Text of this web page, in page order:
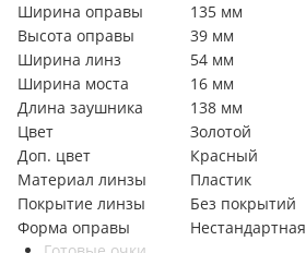
Ширина оправы
135 мм
Высота оправы
39 мм
Ширина линз
54 мм
Ширина моста
16 мм
Длина заушника
138 мм
Цвет
Золотой
Доп. цвет
Красный
Материал линзы
Пластик
Покрытие линзы
Без покрытий
Форма оправы
Нестандартная